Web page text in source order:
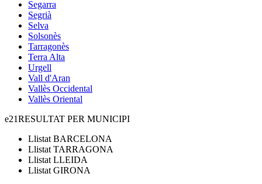
Segarra
Segrià
Selva
Solsonès
Tarragonès
Terra Alta
Urgell
Vall d'Aran
Vallès Occidental
Vallès Oriental
e21RESULTAT PER MUNICIPI
Llistat BARCELONA
Llistat TARRAGONA
Llistat LLEIDA
Llistat GIRONA